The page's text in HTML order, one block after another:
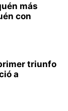
más
con
triunfo
a